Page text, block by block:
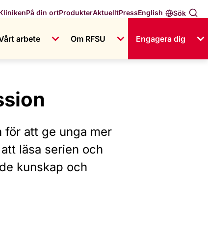
Sök
English
På din ortProdukterAktuelltPress
arbete Om RFSU Engagera dig
för att ge unga mer
läsa serien och
kunskap och